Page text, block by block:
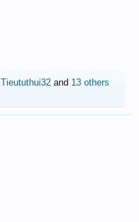
Tieututhui32 and 13 others